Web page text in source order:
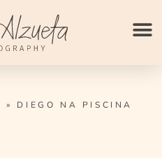
» DIEGO NA PISCINA